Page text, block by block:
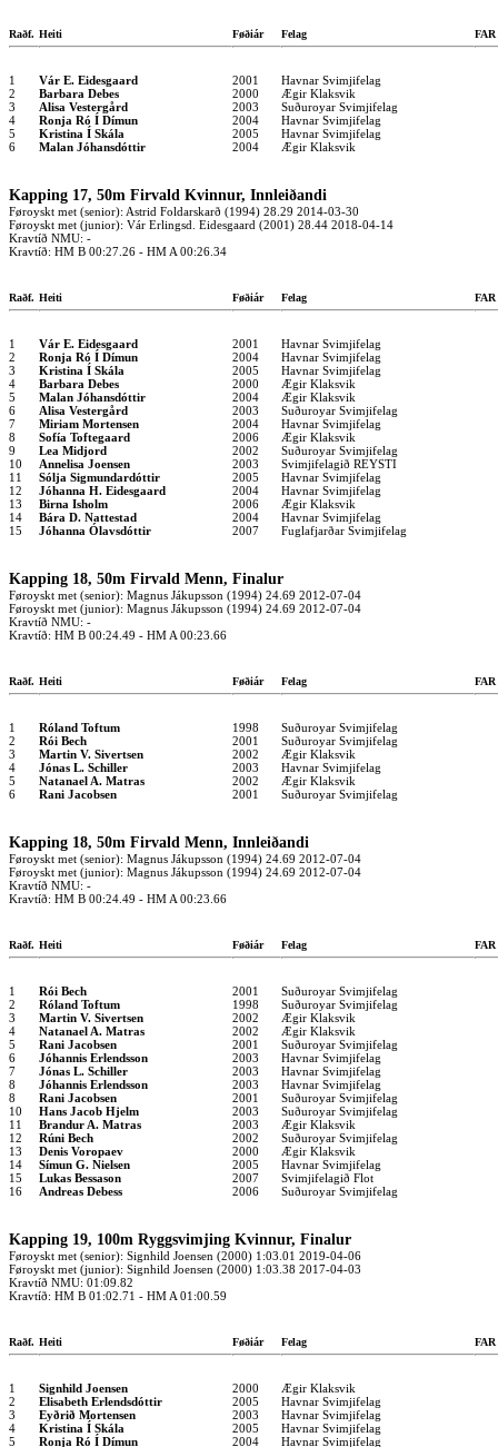
Raðf. Heiti Føðiár Felag FAR
1 Vár E. Eidesgaard 2001
Havnar Svimjifelag
2
Barbara Debes 2000
Ægir Klaksvik
3
Alisa Vestergård 2003
Suðuroyar Svimjifelag
4
Ronja Ró Í Dímun 2004
Havnar Svimjifelag
5
Kristina Í Skála 2005
Havnar Svimjifelag
6
Malan Jóhansdóttir 2004 Ægir Klaksvik
Kapping 17, 50m Firvald Kvinnur, Innleiðandi
Føroyskt met (senior): Astrid Foldarskarð (1994) 28.29 2014-03-30
Føroyskt met (junior): Vár Erlingsd. Eidesgaard (2001) 28.44 2018-04-14
Kravtíð NMU: -
Kravtíð: HM B 00:27.26 - HM A 00:26.34
Raðf. Heiti Føðiár Felag FAR
1 Vár E. Eidesgaard 2001
Havnar Svimjifelag
2
Ronja Ró Í Dímun 2004
Havnar Svimjifelag
3
Kristina Í Skála 2005
Havnar Svimjifelag
4
Barbara Debes 2000
Ægir Klaksvik
5
Malan Jóhansdóttir 2004
Ægir Klaksvik
6
Alisa Vestergård 2003
Suðuroyar Svimjifelag
7
Miriam Mortensen 2004
Havnar Svimjifelag
8
Sofía Toftegaard 2006
Ægir Klaksvik
9
Lea Midjord 2002
Suðuroyar Svimjifelag
10
Annelisa Joensen 2003
Svimjifelagið REYSTI
11
Sólja Sigmundardóttir 2005
Havnar Svimjifelag
12
Jóhanna H. Eidesgaard 2004
Havnar Svimjifelag
13
Birna Isholm 2006
Ægir Klaksvik
14
Bára D. Nattestad 2004
Havnar Svimjifelag
15
Jóhanna Ólavsdóttir 2007 Fuglafjarðar Svimjifelag
Kapping 18, 50m Firvald Menn, Finalur
Føroyskt met (senior): Magnus Jákupsson (1994) 24.69 2012-07-04
Føroyskt met (junior): Magnus Jákupsson (1994) 24.69 2012-07-04
Kravtíð NMU: -
Kravtíð: HM B 00:24.49 - HM A 00:23.66
Raðf. Heiti Føðiár Felag FAR
1 Róland Toftum 1998
Suðuroyar Svimjifelag
2
Rói Bech 2001
Suðuroyar Svimjifelag
3
Martin V. Sivertsen 2002
Ægir Klaksvik
4
Jónas L. Schiller 2003
Havnar Svimjifelag
5
Natanael A. Matras 2002
Ægir Klaksvik
6
Rani Jacobsen 2001 Suðuroyar Svimjifelag
Kapping 18, 50m Firvald Menn, Innleiðandi
Føroyskt met (senior): Magnus Jákupsson (1994) 24.69 2012-07-04
Føroyskt met (junior): Magnus Jákupsson (1994) 24.69 2012-07-04
Kravtíð NMU: -
Kravtíð: HM B 00:24.49 - HM A 00:23.66
Raðf. Heiti Føðiár Felag FAR
1 Rói Bech 2001
Suðuroyar Svimjifelag
2
Róland Toftum 1998
Suðuroyar Svimjifelag
3
Martin V. Sivertsen 2002
Ægir Klaksvik
4
Natanael A. Matras 2002
Ægir Klaksvik
5
Rani Jacobsen 2001
Suðuroyar Svimjifelag
6
Jóhannis Erlendsson 2003
Havnar Svimjifelag
7
Jónas L. Schiller 2003
Havnar Svimjifelag
8
Jóhannis Erlendsson 2003
Havnar Svimjifelag
8
Rani Jacobsen 2001
Suðuroyar Svimjifelag
10
Hans Jacob Hjelm 2003
Suðuroyar Svimjifelag
11
Brandur A. Matras 2003
Ægir Klaksvik
12
Rúni Bech 2002
Suðuroyar Svimjifelag
13
Denis Voropaev 2000
Ægir Klaksvik
14
Símun G. Nielsen 2005
Havnar Svimjifelag
15
Lukas Bessason 2007
Svimjifelagið Flot
16
Andreas Debess 2006 Suðuroyar Svimjifelag
Kapping 19, 100m Ryggsvimjing Kvinnur, Finalur
Føroyskt met (senior): Signhild Joensen (2000) 1:03.01 2019-04-06
Føroyskt met (junior): Signhild Joensen (2000) 1:03.38 2017-04-03
Kravtíð NMU: 01:09.82
Kravtíð: HM B 01:02.71 - HM A 01:00.59
Raðf. Heiti Føðiár Felag FAR
1 Signhild Joensen 2000
Ægir Klaksvik
2
Elisabeth Erlendsdóttir 2005
Havnar Svimjifelag
3
Eyðrið Mortensen 2003
Havnar Svimjifelag
4
Kristina Í Skála 2005
Havnar Svimjifelag
5
Ronja Ró Í Dímun 2004 Havnar Svimjifelag